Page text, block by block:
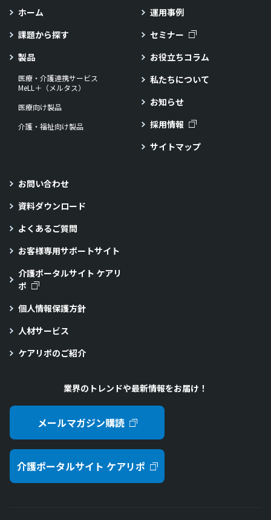
ホーム
課題から探す
製品
医療・介護連携サービス
MeLL＋（メルタス）
医療向け製品
介護・福祉向け製品
運用事例
セミナー
お役立ちコラム
私たちについて
お知らせ
採用情報
サイトマップ
お問い合わせ
資料ダウンロード
よくあるご質問
お客様専用サポートサイト
介護ポータルサイト ケアリ
ポ
個人情報保護方針
人材サービス
ケアリポのご紹介
業界のトレンドや最新情報をお届け！
メールマガジン購読
介護ポータルサイト ケアリポ